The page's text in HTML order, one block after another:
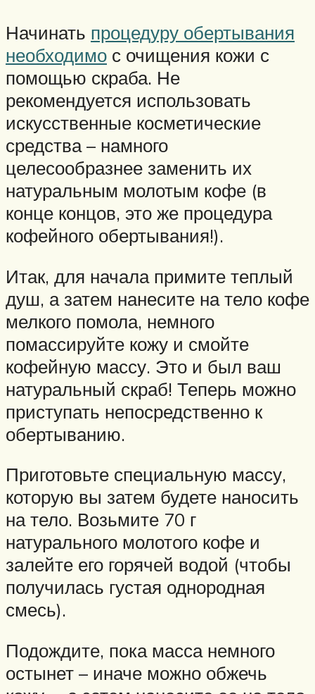
Начинать процедуру обертывания
необходимо с очищения кожи с
помощью скраба. Не
рекомендуется использовать
искусственные косметические
средства – намного
целесообразнее заменить их
натуральным молотым кофе (в
конце концов, это же процедура
кофейного обертывания!).
Итак, для начала примите теплый
душ, а затем нанесите на тело кофе
мелкого помола, немного
помассируйте кожу и смойте
кофейную массу. Это и был ваш
натуральный скраб! Теперь можно
приступать непосредственно к
обертыванию.
Приготовьте специальную массу,
которую вы затем будете наносить
на тело. Возьмите 70 г
натурального молотого кофе и
залейте его горячей водой (чтобы
получилась густая однородная
смесь).
Подождите, пока масса немного
остынет – иначе можно обжечь